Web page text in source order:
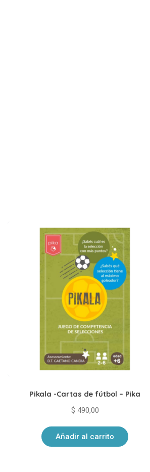
Pikala -Cartas de fútbol – Pika
$ 490,00
Añadir al carrito